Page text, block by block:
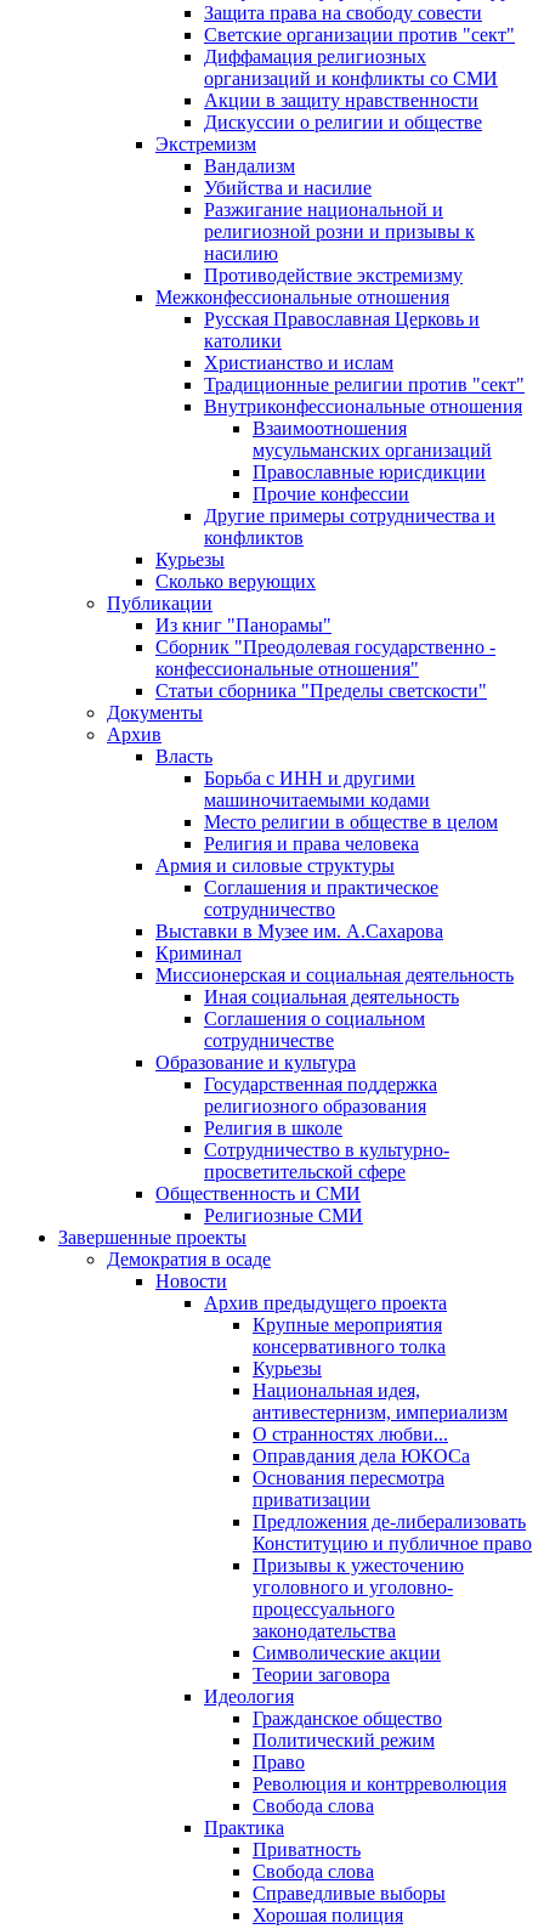
Защита права на свободу совести
Светские организации против "сект"
Диффамация религиозных
организаций и конфликты со СМИ
Акции в защиту нравственности
Дискуссии о религии и обществе
Экстремизм
Вандализм
Убийства и насилие
Разжигание национальной и
религиозной розни и призывы к
насилию
Противодействие экстремизму
Межконфессиональные отношения
Русская Православная Церковь и
католики
Христианство и ислам
Традиционные религии против "сект"
Внутриконфессиональные отношения
Взаимоотношения
мусульманских организаций
Православные юрисдикции
Прочие конфессии
Другие примеры сотрудничества и
конфликтов
Курьезы
Сколько верующих
Публикации
Из книг "Панорамы"
Сборник "Преодолевая государственно -
конфессиональные отношения"
Статьи сборника "Пределы светскости"
Документы
Архив
Власть
Борьба с ИНН и другими
машиночитаемыми кодами
Место религии в обществе в целом
Религия и права человека
Армия и силовые структуры
Соглашения и практическое
сотрудничество
Выставки в Музее им. А.Сахарова
Криминал
Миссионерская и социальная деятельность
Иная социальная деятельность
Соглашения о социальном
сотрудничестве
Образование и культура
Государственная поддержка
религиозного образования
Религия в школе
Сотрудничество в культурно-
просветительской сфере
Общественность и СМИ
Религиозные СМИ
Завершенные проекты
Демократия в осаде
Новости
Архив предыдущего проекта
Крупные мероприятия
консервативного толка
Курьезы
Национальная идея,
антивестернизм, империализм
О странностях любви...
Оправдания дела ЮКОСа
Основания пересмотра
приватизации
Предложения де-либерализовать
Конституцию и публичное право
Призывы к ужесточению
уголовного и уголовно-
процессуального
законодательства
Символические акции
Теории заговора
Идеология
Гражданское общество
Политический режим
Право
Революция и контрреволюция
Свобода слова
Практика
Приватность
Свобода слова
Справедливые выборы
Хорошая полиция